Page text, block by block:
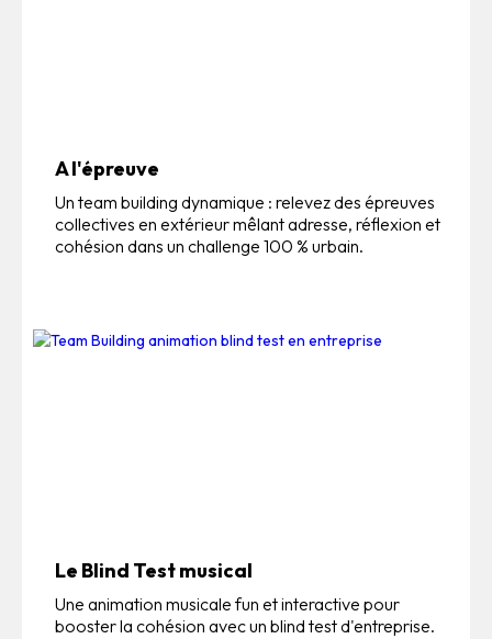
A l'épreuve
Un team building dynamique : relevez des épreuves
collectives en extérieur mêlant adresse, réflexion et
cohésion dans un challenge 100 % urbain.
Le Blind Test musical
Une animation musicale fun et interactive pour
booster la cohésion avec un blind test d'entreprise.